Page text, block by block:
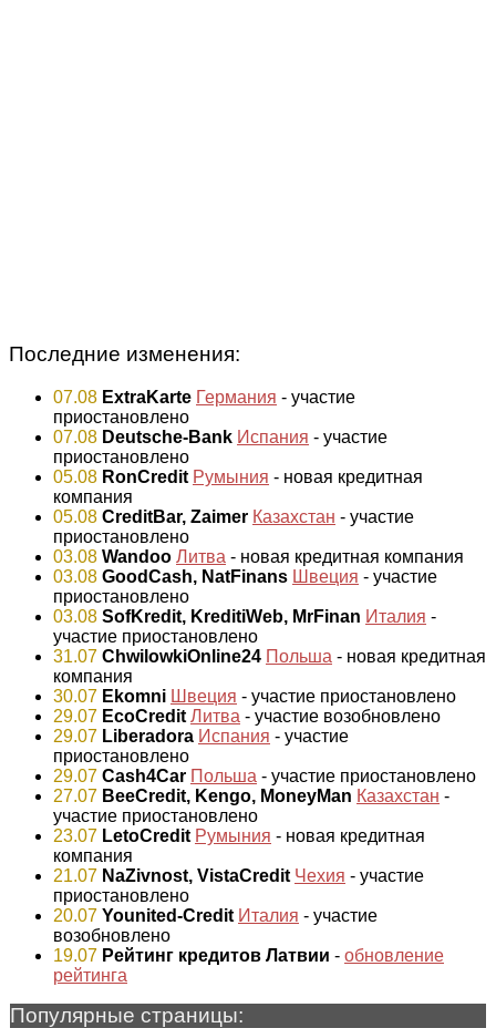
Последние изменения:
07.08 ExtraKarte Германия - участие
приостановлено
07.08 Deutsche-Bank Испания - участие
приостановлено
05.08 RonCredit Румыния - новая кредитная
компания
05.08 CreditBar, Zaimer Казахстан - участие
приостановлено
03.08 Wandoo Литва - новая кредитная компания
03.08 GoodCash, NatFinans Швеция - участие
приостановлено
03.08 SofKredit, KreditiWeb, MrFinan Италия -
участие приостановлено
31.07 ChwilowkiOnline24 Польша - новая кредитная
компания
30.07 Ekomni Швеция - участие приостановлено
29.07 EcoCredit Литва - участие возобновлено
29.07 Liberadora Испания - участие
приостановлено
29.07 Cash4Car Польша - участие приостановлено
27.07 BeeCredit, Kengo, MoneyMan Казахстан -
участие приостановлено
23.07 LetoCredit Румыния - новая кредитная
компания
21.07 NaZivnost, VistaCredit Чехия - участие
приостановлено
20.07 Younited-Credit Италия - участие
возобновлено
19.07 Рейтинг кредитов Латвии - обновление
рейтинга
Популярные страницы: